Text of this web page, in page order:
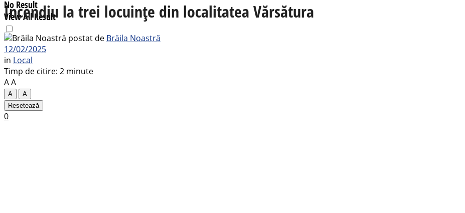
No Result
View All Result
Incendiu la trei locuințe din localitatea Vărsătura
postat de Brăila Noastră
12/02/2025
in Local
Timp de citire: 2 minute
AA
A
A
Resetează
0